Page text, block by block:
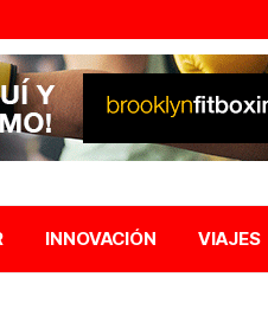
INNOVACIÓN VIAJES